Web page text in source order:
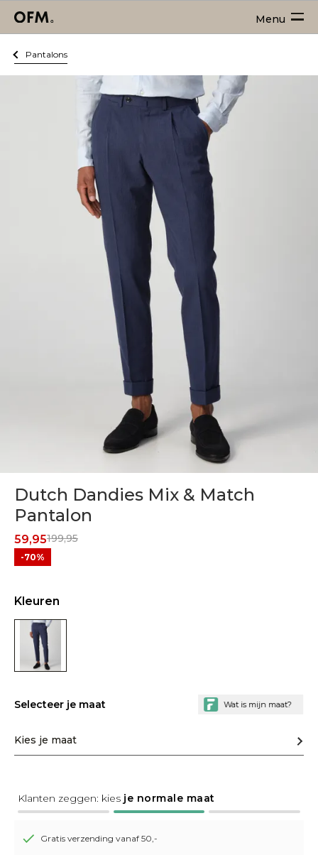
Menu
Pantalons
Dutch Dandies Mix & Match
Pantalon
199,95
59,95
-70%
Kleuren
Selecteer je maat
Kies je maat
Klanten zeggen: kies je normale maat
Gratis verzending vanaf 50,-